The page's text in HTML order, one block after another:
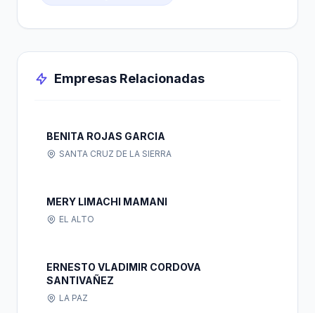
Empresas Relacionadas
BENITA ROJAS GARCIA
SANTA CRUZ DE LA SIERRA
MERY LIMACHI MAMANI
EL ALTO
ERNESTO VLADIMIR CORDOVA
SANTIVAÑEZ
LA PAZ